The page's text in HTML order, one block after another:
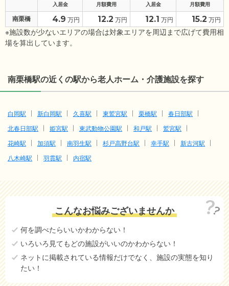
入居金 月額費用 入居金 月額費用
南栗橋 4.9 万円 12.2 万円 12.1 万円 15.2 万円
※施設数が少ないエリアの場合は対象エリアを周辺まで広げて費用相
場を算出しています。
南栗橋駅の近くの駅から老人ホーム・介護施設を探す
白岡駅 新白岡駅 久喜駅 東鷲宮駅 栗橋駅
春日部駅
北春日部駅
姫宮駅 東武動物公園駅 和戸駅
鷲宮駅
花崎駅
加須駅 南羽生駅 杉戸高野台駅 幸手駅
新古河駅
八木崎駅
羽貫駅 内宿駅
こんなお悩みございませんか
何を調べたらいいかわからない！
いろいろ見てもどの施設がいいのかわからない！
ネットに掲載されている情報だけでなく、施設の実態を知り
たい！